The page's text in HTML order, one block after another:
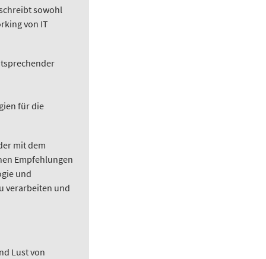
sowohl
von IT
für die
mit dem
Empfehlungen
und
verarbeiten und
Lust von